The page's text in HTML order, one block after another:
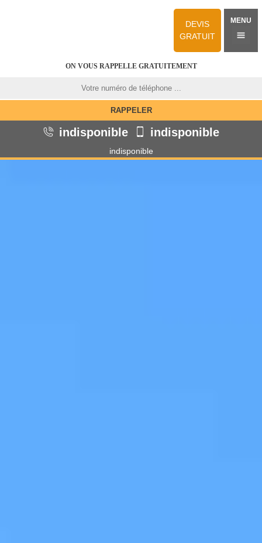
DEVIS
GRATUIT
MENU
ON VOUS RAPPELLE GRATUITEMENT
indisponible indisponible
indisponible